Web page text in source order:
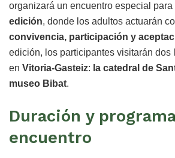
organizará un encuentro especial para
edición, donde los adultos actuarán
convivencia, participación y
edición, los participantes visitarán dos
en Vitoria-Gasteiz: la catedral de
museo Bibat.
Duración y
encuentro